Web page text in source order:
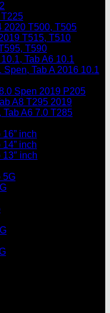
2020 T500, T505
T515, T510
T590
Tab A6 10.1
Spen, Tab A 2016 10.1
Spen 2019 P205
A8 T295 2019
Tab A6 7.0 T285
inch
inch
inch
5G